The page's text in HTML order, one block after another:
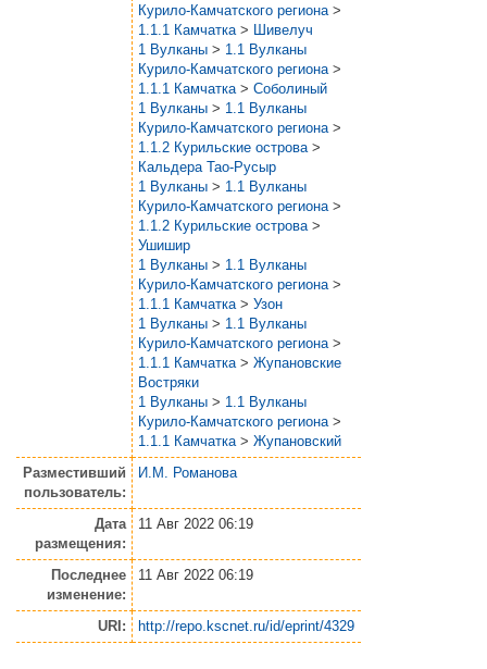
Курило-Камчатского региона >
1.1.1 Камчатка > Шивелуч
1 Вулканы > 1.1 Вулканы
Курило-Камчатского региона >
1.1.1 Камчатка > Соболиный
1 Вулканы > 1.1 Вулканы
Курило-Камчатского региона >
1.1.2 Курильские острова >
Кальдера Тао-Русыр
1 Вулканы > 1.1 Вулканы
Курило-Камчатского региона >
1.1.2 Курильские острова >
Ушишир
1 Вулканы > 1.1 Вулканы
Курило-Камчатского региона >
1.1.1 Камчатка > Узон
1 Вулканы > 1.1 Вулканы
Курило-Камчатского региона >
1.1.1 Камчатка > Жупановские
Востряки
1 Вулканы > 1.1 Вулканы
Курило-Камчатского региона >
1.1.1 Камчатка > Жупановский
Разместивший
пользователь:
И.М. Романова
Дата
размещения:
11 Авг 2022 06:19
Последнее
изменение:
11 Авг 2022 06:19
URI: http://repo.kscnet.ru/id/eprint/4329